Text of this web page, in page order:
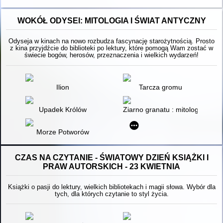
WOKÓŁ ODYSEI: MITOLOGIA I ŚWIAT ANTYCZNY
Odyseja w kinach na nowo rozbudza fascynację starożytnością. Prosto
z kina przyjdźcie do biblioteki po lektury, które pomogą Wam zostać w
świecie bogów, herosów, przeznaczenia i wielkich wydarzeń!
Ilion Tarcza gromu
Upadek Królów Ziarno granatu : mitologia
Morze Potworów
CZAS NA CZYTANIE - ŚWIATOWY DZIEŃ KSIĄŻKI I
PRAW AUTORSKICH - 23 KWIETNIA
Książki o pasji do lektury, wielkich bibliotekach i magii słowa. Wybór dla
tych, dla których czytanie to styl życia.